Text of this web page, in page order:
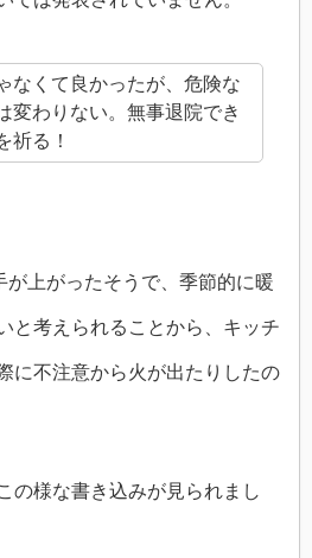
なくて良かったが、危険な
変わりない。無事退院でき
祈る！
上がったそうで、季節的に暖
と考えられることから、キッチ
に不注意から火が出たりしたの
の様な書き込みが見られまし